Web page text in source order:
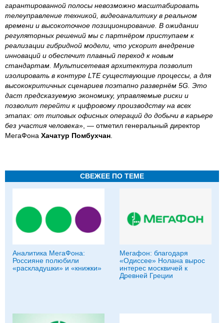
гарантированной полосы невозможно масштабировать
телеуправление техникой, видеоаналитику в реальном
времени и высокоточное позиционирование. В ожидании
регуляторных решений мы с партнёром приступаем к
реализации гибридной модели, что ускорит внедрение
инноваций и обеспечит плавный переход к новым
стандартам. Мультисетевая архитектура позволит
изолировать в контуре LTE существующие процессы, а для
высококритичных сценариев поэтапно развернём 5G. Это
даст предсказуемую экономику, управляемые риски и
позволит перейти к цифровому производству на всех
этапах: от типовых офисных операций до добычи в карьере
без участия человека», — отметил генеральный директор
МегаФона Хачатур Помбухчан
СВЕЖЕЕ ПО ТЕМЕ
Аналитика МегаФона:
Россияне полюбили
«раскладушки» и «книжки»
Мегафон: благодаря
«Одиссее» Нолана вырос
интерес москвичей к
Древней Греции